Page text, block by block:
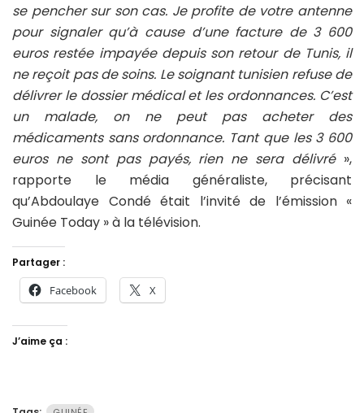
se pencher sur son cas. Je profite de votre antenne
pour signaler qu’à cause d’une facture de 3 600
euros restée impayée depuis son retour de Tunis, il
ne reçoit pas de soins. Le soignant tunisien refuse de
délivrer le dossier médical et les ordonnances. C’est
un malade, on ne peut pas acheter des
médicaments sans ordonnance. Tant que les 3 600
euros ne sont pas payés, rien ne sera délivré»,
rapporte le média généraliste, précisant
qu’Abdoulaye Condé était l’invité de l’émission «
Guinée Today » à la télévision.
Partager :
Facebook X
J’aime ça :